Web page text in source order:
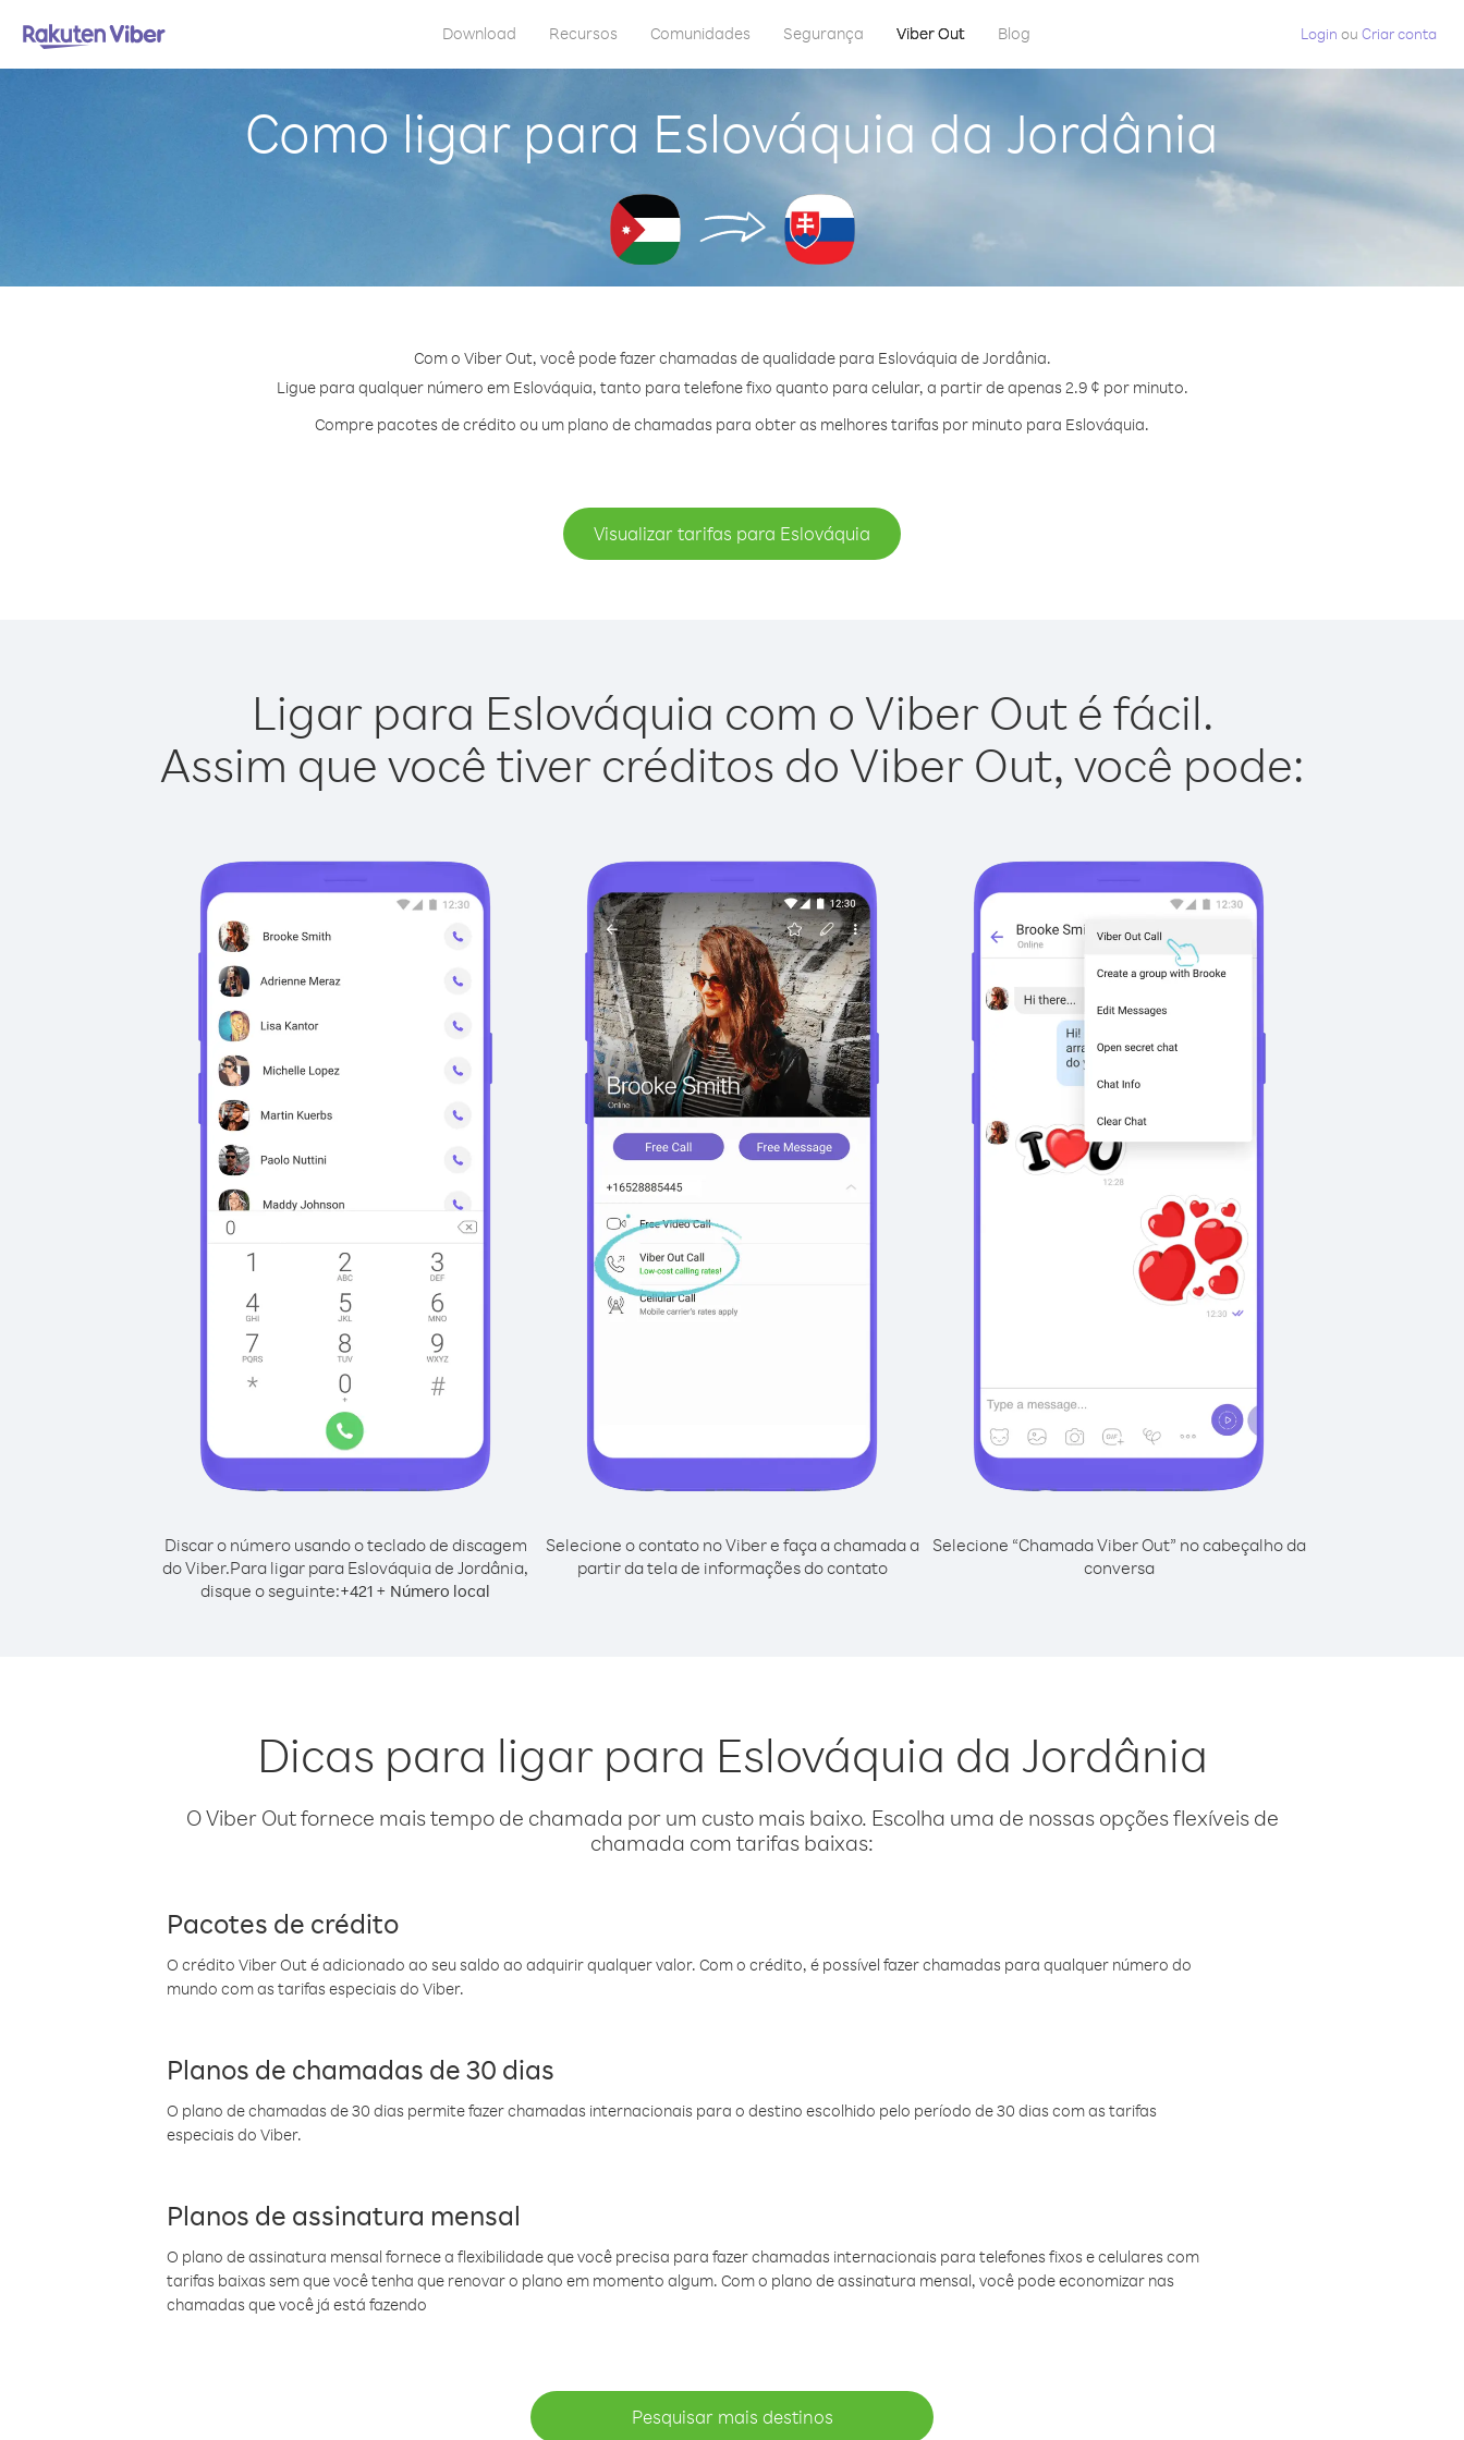
Download Recursos Comunidades Segurança Viber Out Blog Login ou Criar conta
Como ligar para Eslováquia da Jordânia
Com o Viber Out, você pode fazer chamadas de qualidade para Eslováquia de Jordânia.
Ligue para qualquer número em Eslováquia, tanto para telefone fixo quanto para celular, a partir de apenas 2.9 ¢ por minuto.
Compre pacotes de crédito ou um plano de chamadas para obter as melhores tarifas por minuto para Eslováquia.
Visualizar tarifas para Eslováquia
Ligar para Eslováquia com o Viber Out é fácil.
Assim que você tiver créditos do Viber Out, você pode:
Discar o número usando o teclado de discagem
do Viber.Para ligar para Eslováquia de Jordânia,
disque o seguinte:+421 + Número local
Selecione o contato no Viber e faça a chamada a
partir da tela de informações do contato
Selecione “Chamada Viber Out” no cabeçalho da
conversa
Dicas para ligar para Eslováquia da Jordânia
O Viber Out fornece mais tempo de chamada por um custo mais baixo. Escolha uma de nossas opções flexíveis de
chamada com tarifas baixas:
Pacotes de crédito
O crédito Viber Out é adicionado ao seu saldo ao adquirir qualquer valor. Com o crédito, é possível fazer chamadas para qualquer número do
mundo com as tarifas especiais do Viber.
Planos de chamadas de 30 dias
O plano de chamadas de 30 dias permite fazer chamadas internacionais para o destino escolhido pelo período de 30 dias com as tarifas
especiais do Viber.
Planos de assinatura mensal
O plano de assinatura mensal fornece a flexibilidade que você precisa para fazer chamadas internacionais para telefones fixos e celulares com
tarifas baixas sem que você tenha que renovar o plano em momento algum. Com o plano de assinatura mensal, você pode economizar nas
chamadas que você já está fazendo
Pesquisar mais destinos